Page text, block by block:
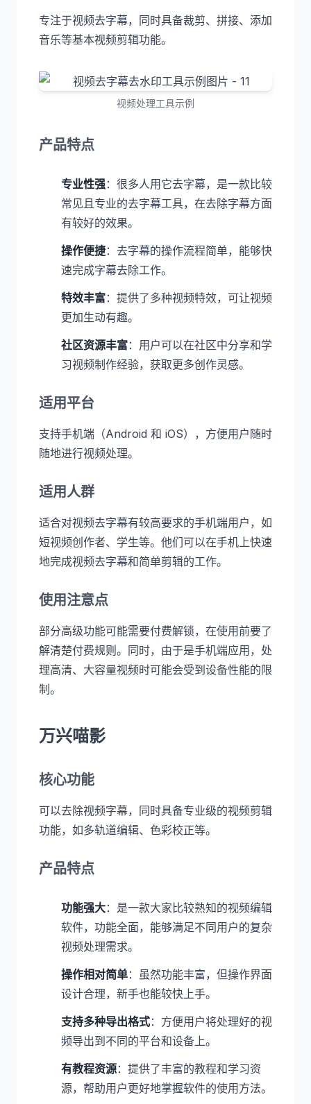
专注于视频去字幕，同时具备裁剪、拼接、添加
音乐等基本视频剪辑功能。
视频处理工具示例
产品特点
专业性强：很多人用它去字幕，是一款比较
常见且专业的去字幕工具，在去除字幕方面
有较好的效果。
操作便捷：去字幕的操作流程简单，能够快
速完成字幕去除工作。
特效丰富：提供了多种视频特效，可让视频
更加生动有趣。
社区资源丰富：用户可以在社区中分享和学
习视频制作经验，获取更多创作灵感。
适用平台
支持手机端（Android 和 iOS），方便用户随时
随地进行视频处理。
适用人群
适合对视频去字幕有较高要求的手机端用户，如
短视频创作者、学生等。他们可以在手机上快速
地完成视频去字幕和简单剪辑的工作。
使用注意点
部分高级功能可能需要付费解锁，在使用前要了
解清楚付费规则。同时，由于是手机端应用，处
理高清、大容量视频时可能会受到设备性能的限
制。
万兴喵影
核心功能
可以去除视频字幕，同时具备专业级的视频剪辑
功能，如多轨道编辑、色彩校正等。
产品特点
功能强大：是一款大家比较熟知的视频编辑
软件，功能全面，能够满足不同用户的复杂
视频处理需求。
操作相对简单：虽然功能丰富，但操作界面
设计合理，新手也能较快上手。
支持多种导出格式：方便用户将处理好的视
频导出到不同的平台和设备上。
有教程资源：提供了丰富的教程和学习资
源，帮助用户更好地掌握软件的使用方法。